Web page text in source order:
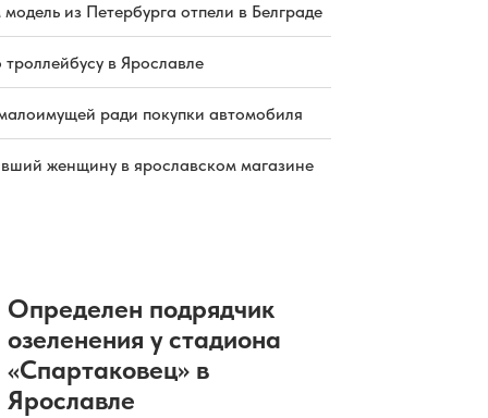
из Петербурга отпели в Белграде
троллейбусу в Ярославле
ради покупки автомобиля
женщину в ярославском магазине
Определен подрядчик
озеленения у стадиона
«Спартаковец» в
Ярославле